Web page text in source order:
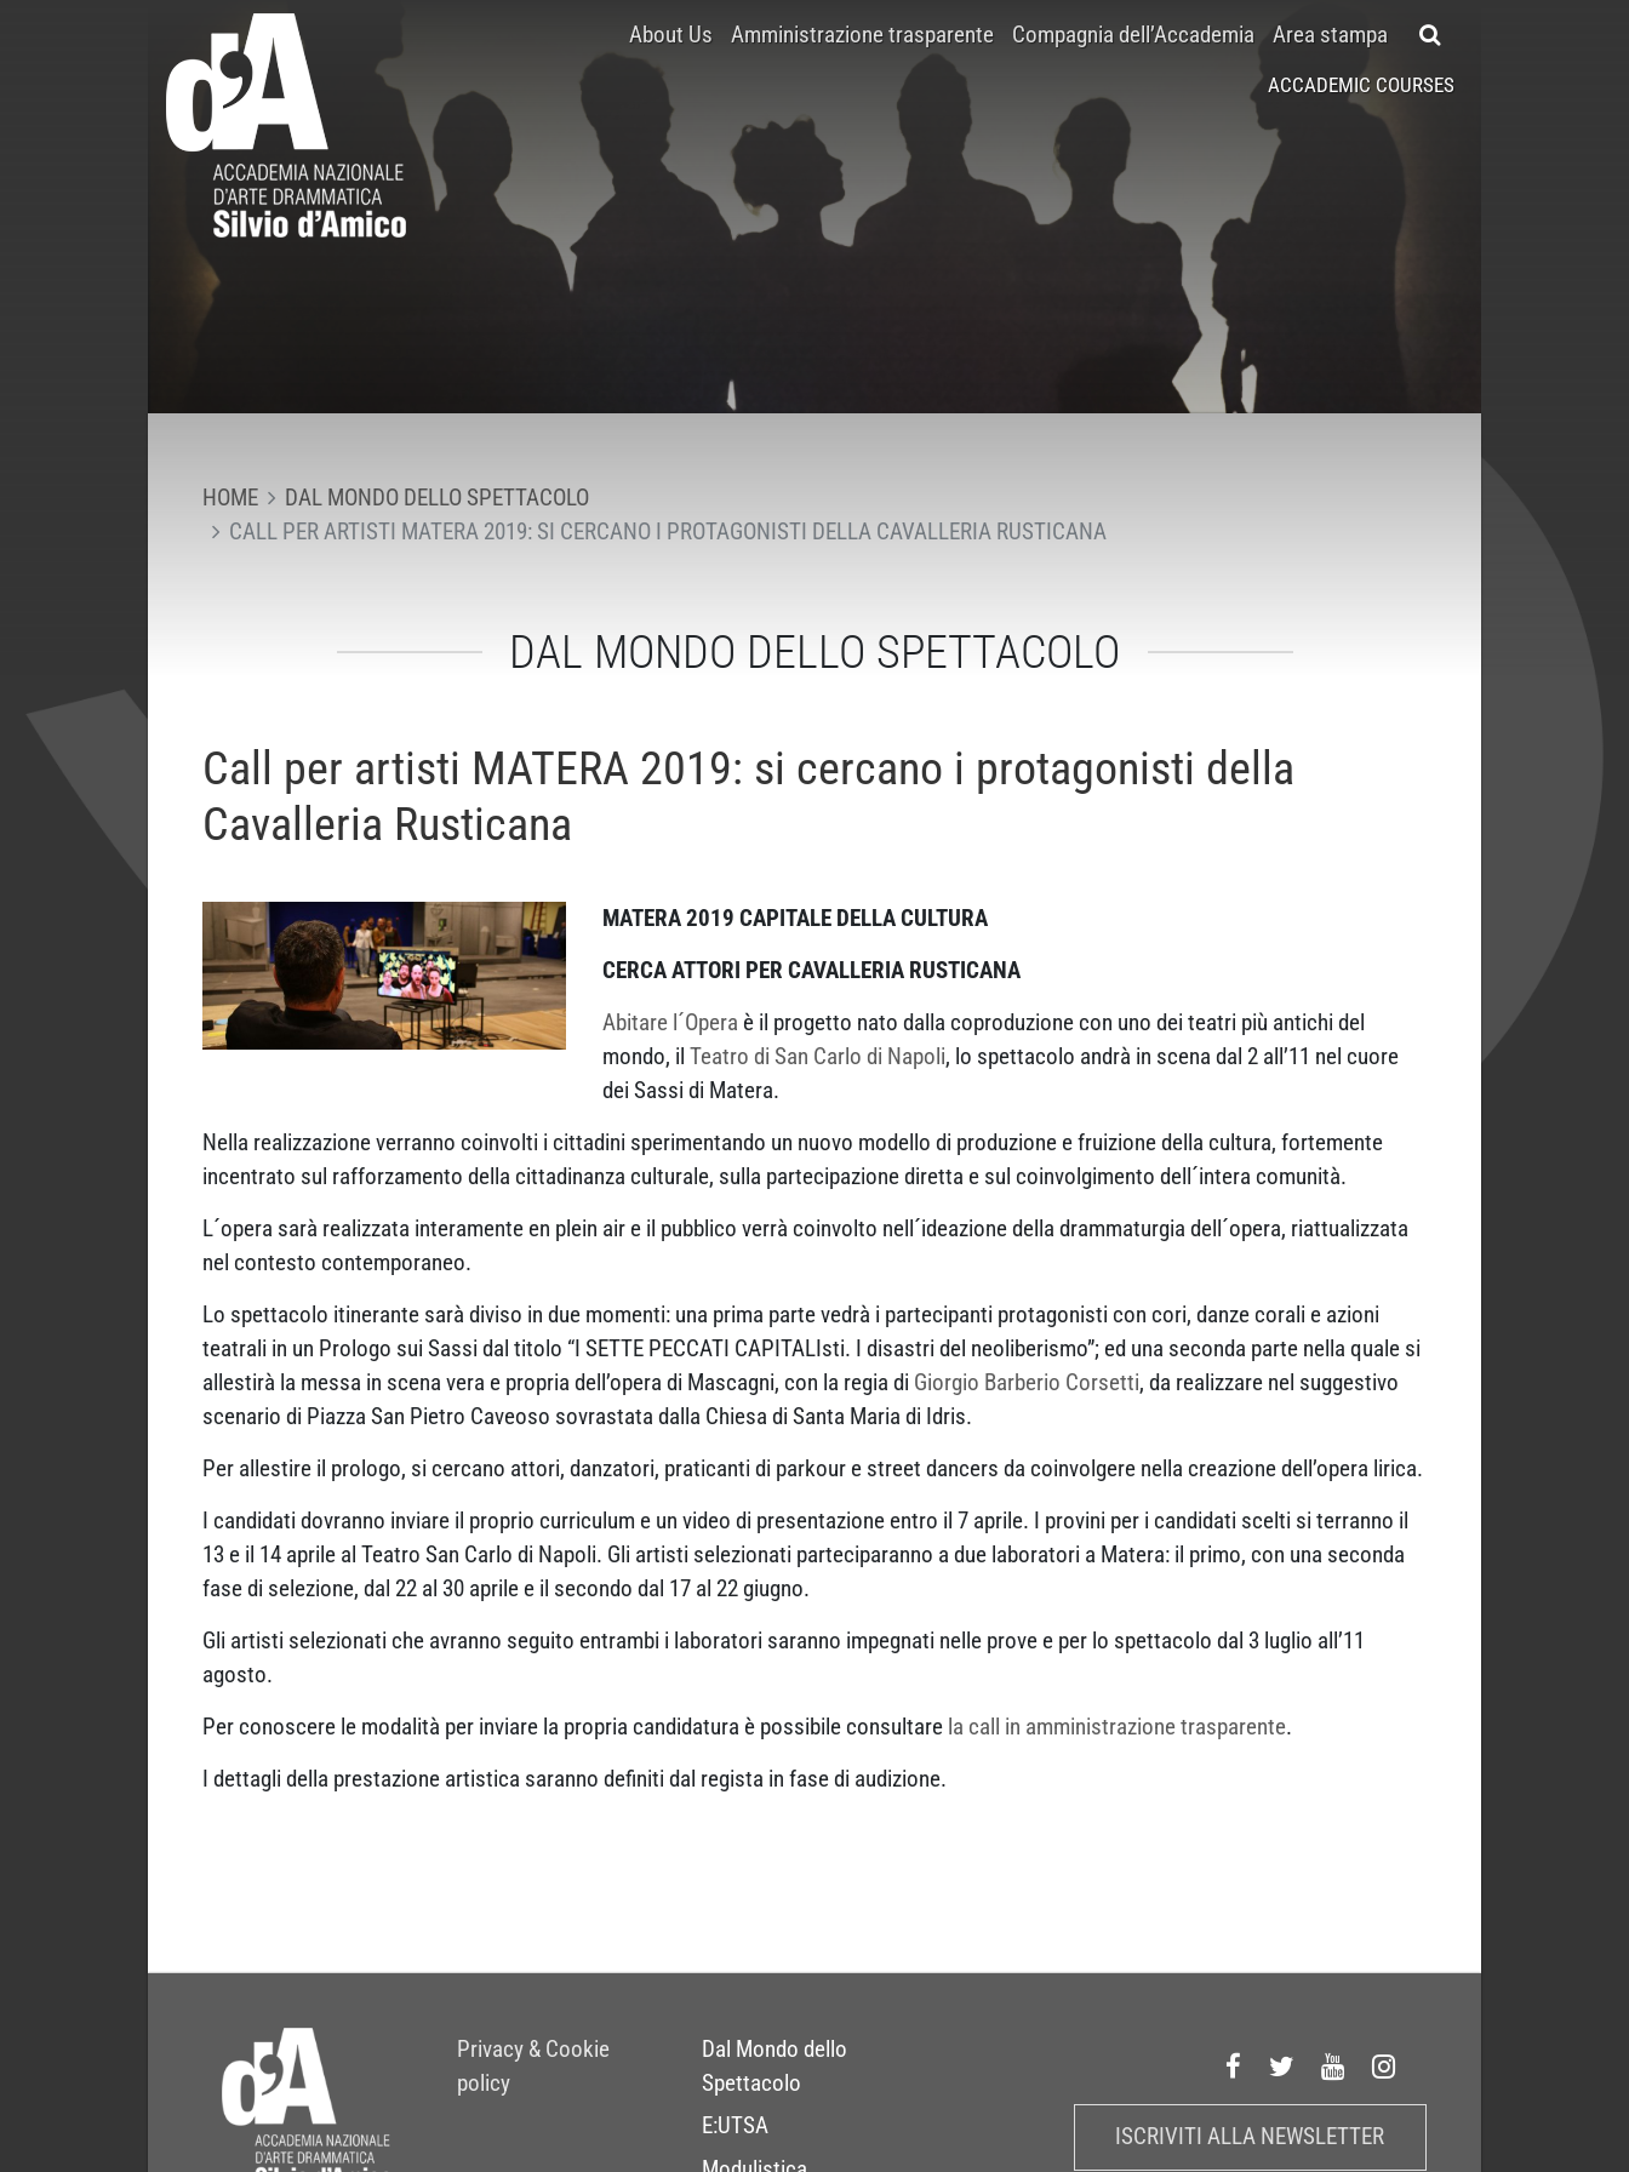
About Us Amministrazione trasparente Compagnia dell’Accademia Area stampa
ACCADEMIC COURSES
HOME
DAL MONDO DELLO SPETTACOLO
CALL PER ARTISTI MATERA 2019: SI CERCANO I PROTAGONISTI DELLA CAVALLERIA RUSTICANA
DAL MONDO DELLO SPETTACOLO
Call per artisti MATERA 2019: si cercano i protagonisti della
Cavalleria Rusticana
MATERA 2019 CAPITALE DELLA CULTURA
CERCA ATTORI PER CAVALLERIA RUSTICANA
Abitare l´Opera è il progetto nato dalla coproduzione con uno dei teatri più antichi del
mondo, il Teatro di San Carlo di Napoli, lo spettacolo andrà in scena dal 2 all’11 nel cuore
dei Sassi di Matera.
Nella realizzazione verranno coinvolti i cittadini sperimentando un nuovo modello di produzione e fruizione della cultura, fortemente
incentrato sul rafforzamento della cittadinanza culturale, sulla partecipazione diretta e sul coinvolgimento dell´intera comunità.
L´opera sarà realizzata interamente en plein air e il pubblico verrà coinvolto nell´ideazione della drammaturgia dell´opera, riattualizzata
nel contesto contemporaneo.
Lo spettacolo itinerante sarà diviso in due momenti: una prima parte vedrà i partecipanti protagonisti con cori, danze corali e azioni
teatrali in un Prologo sui Sassi dal titolo “I SETTE PECCATI CAPITALIsti. I disastri del neoliberismo”; ed una seconda parte nella quale si
allestirà la messa in scena vera e propria dell’opera di Mascagni, con la regia di Giorgio Barberio Corsetti, da realizzare nel suggestivo
scenario di Piazza San Pietro Caveoso sovrastata dalla Chiesa di Santa Maria di Idris.
Per allestire il prologo, si cercano attori, danzatori, praticanti di parkour e street dancers da coinvolgere nella creazione dell’opera lirica.
I candidati dovranno inviare il proprio curriculum e un video di presentazione entro il 7 aprile. I provini per i candidati scelti si terranno il
13 e il 14 aprile al Teatro San Carlo di Napoli. Gli artisti selezionati parteciparanno a due laboratori a Matera: il primo, con una seconda
fase di selezione, dal 22 al 30 aprile e il secondo dal 17 al 22 giugno.
Gli artisti selezionati che avranno seguito entrambi i laboratori saranno impegnati nelle prove e per lo spettacolo dal 3 luglio all’11
agosto.
Per conoscere le modalità per inviare la propria candidatura è possibile consultare la call in amministrazione trasparente.
I dettagli della prestazione artistica saranno definiti dal regista in fase di audizione.
ISCRIVITI ALLA NEWSLETTER
Privacy & Cookie
policy
Dal Mondo dello
Spettacolo
E:UTSA